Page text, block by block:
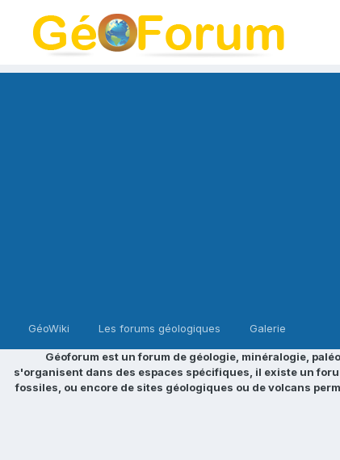
GéoWiki Les forums géologiques Galerie
Géoforum est un forum de géologie, minéralogie,
s'organisent dans des espaces spécifiques, il existe un
fossiles, ou encore de sites géologiques ou de volcans